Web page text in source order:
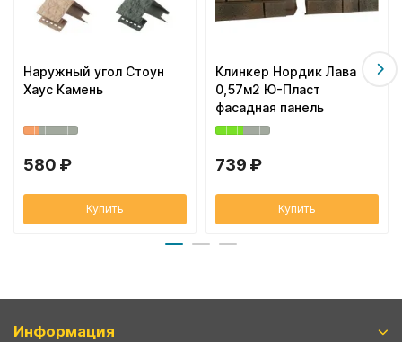
Наружный угол Стоун
Хаус Камень
580 ₽
Купить
Клинкер Нордик Лава
0,57м2 Ю-Пласт
фасадная панель
739 ₽
Купить
Информация